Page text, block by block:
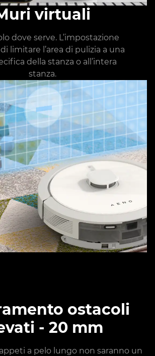
virtuali
dove serve. L’impostazione
limitare l’area di pulizia a una
della stanza o all’intera
stanza.
ostacoli
- 20 mm
a pelo lungo non saranno un